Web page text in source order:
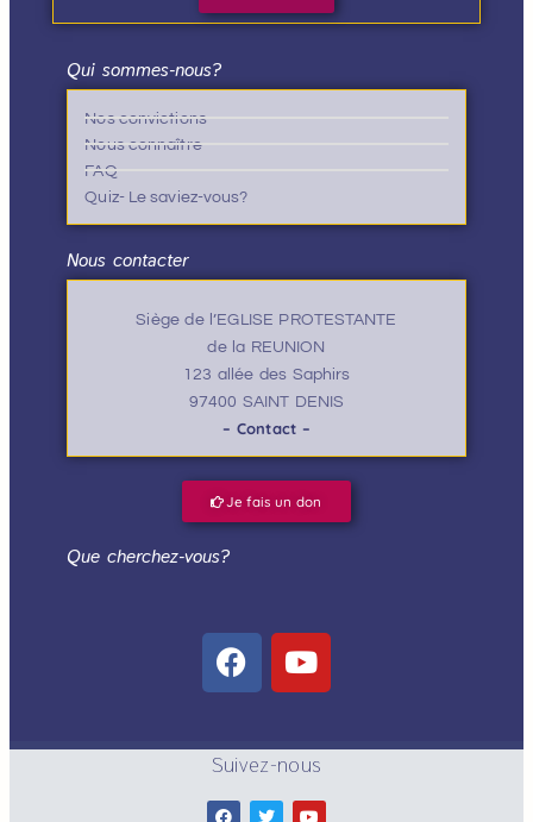
Qui sommes-nous?
Nos convictions
Nous connaître
FAQ
Quiz- Le saviez-vous?
Nous contacter
Siège de l’EGLISE PROTESTANTE
de la REUNION
123 allée des Saphirs
97400 SAINT DENIS
– Contact –
Je fais un don
Que cherchez-vous?
Suivez-nous